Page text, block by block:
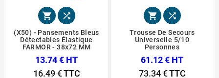
 
(x50) - Pansements Bleus
Détectables Élastique
FARMOR - 38x72 MM
13.74 € HT
16.49 €TTC
 
Trousse De Secours
Universelle 5/10
Personnes
61.12 € HT
73.34 €TTC